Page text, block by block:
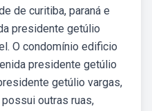
de curitiba, paraná e
presidente getúlio
O condomínio edificio
presidente getúlio
getúlio vargas,
outras ruas,